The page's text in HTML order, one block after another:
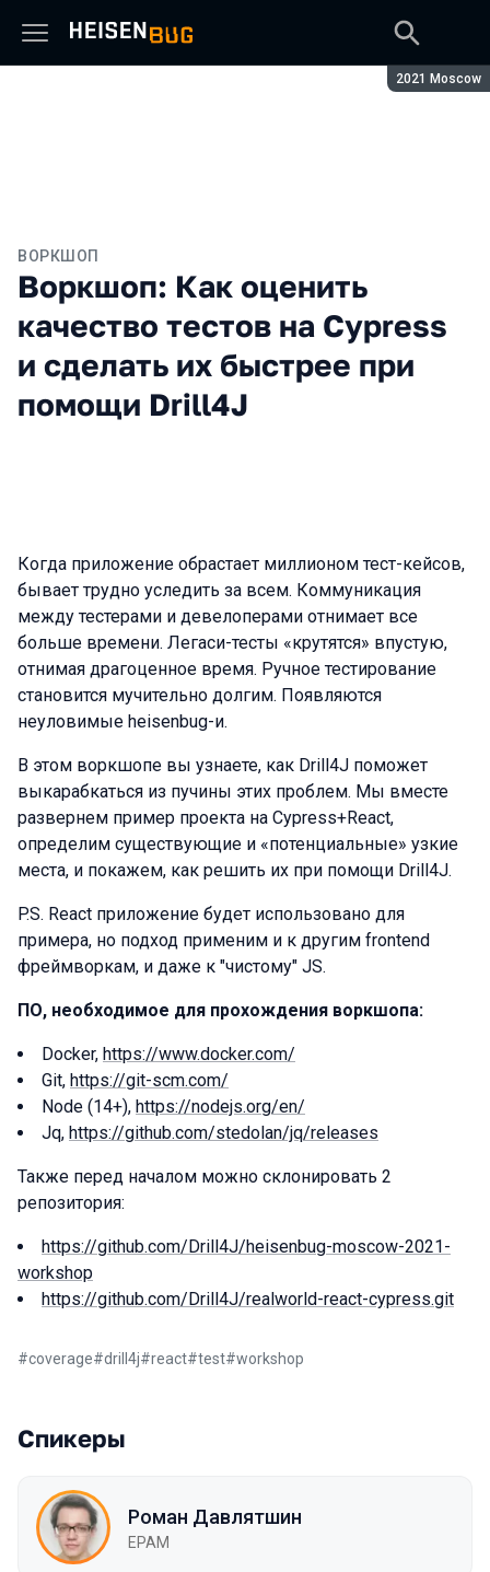
Сезон:
2021 Moscow
ВОРКШОП
Воркшоп: Как оценить
качество тестов на Cypress
и сделать их быстрее при
помощи Drill4J
Когда приложение обрастает миллионом тест-кейсов,
бывает трудно уследить за всем. Коммуникация
между тестерами и девелоперами отнимает все
больше времени. Легаси-тесты «крутятся» впустую,
отнимая драгоценное время. Ручное тестирование
становится мучительно долгим. Появляются
неуловимые heisenbug-и.
В этом воркшопе вы узнаете, как Drill4J поможет
выкарабкаться из пучины этих проблем. Мы вместе
развернем пример проекта на Cypress+React,
определим существующие и «потенциальные» узкие
места, и покажем, как решить их при помощи Drill4J.
P.S. React приложение будет использовано для
примера, но подход применим и к другим frontend
фреймворкам, и даже к "чистому" JS.
ПО, необходимое для прохождения воркшопа:
Docker, https://www.docker.com/
Git, https://git-scm.com/
Node (14+), https://nodejs.org/en/
Jq, https://github.com/stedolan/jq/releases
Также перед началом можно склонировать 2
репозитория:
https://github.com/Drill4J/heisenbug-moscow-2021-
workshop
https://github.com/Drill4J/realworld-react-cypress.git
#coverage#drill4j#react#test#workshop
Спикеры
Роман Давлятшин
EPAM